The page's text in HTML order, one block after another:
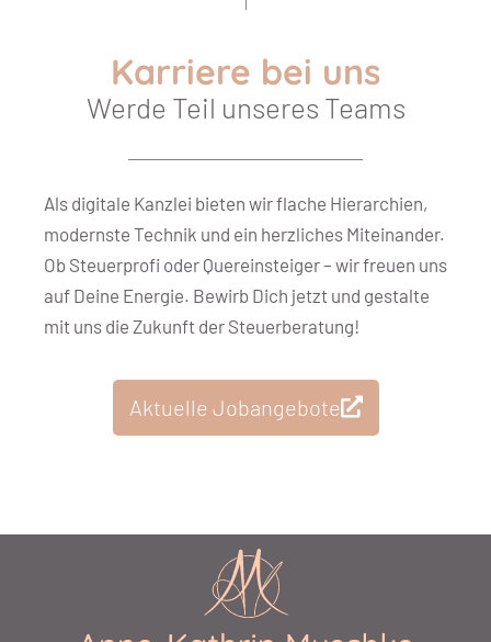
Karriere bei uns
Werde Teil unseres Teams
Als digitale Kanzlei bieten wir flache Hierarchien,
modernste Technik und ein herzliches Miteinander.
Ob Steuerprofi oder Quereinsteiger – wir freuen uns
auf Deine Energie. Bewirb Dich jetzt und gestalte
mit uns die Zukunft der Steuerberatung!
Aktuelle Jobangebote